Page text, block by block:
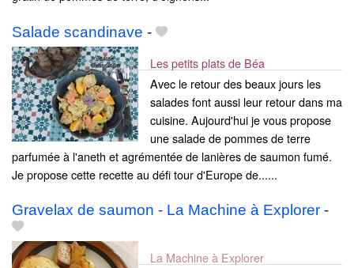
Salade scandinave -
Les petits plats de Béa
Avec le retour des beaux jours les
salades font aussi leur retour dans ma
cuisine. Aujourd'hui je vous propose
une salade de pommes de terre
parfumée à l'aneth et agrémentée de lanières de saumon fumé.
Je propose cette recette au défi tour d'Europe de......
Gravelax de saumon - La Machine à Explorer -
La Machine à Explorer